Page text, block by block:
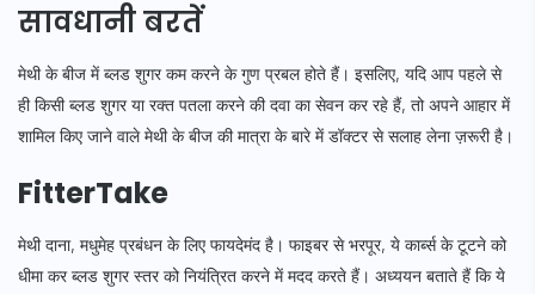
सावधानी बरतें
मेथी के बीज में ब्लड शुगर कम करने के गुण प्रबल होते हैं। इसलिए, यदि आप पहले से
ही किसी ब्लड शुगर या रक्त पतला करने की दवा का सेवन कर रहे हैं, तो अपने आहार में
शामिल किए जाने वाले मेथी के बीज की मात्रा के बारे में डॉक्टर से सलाह लेना ज़रूरी है।
FitterTake
मेथी दाना, मधुमेह प्रबंधन के लिए फायदेमंद है। फाइबर से भरपूर, ये कार्ब्स के टूटने को
धीमा कर ब्लड शुगर स्तर को नियंत्रित करने में मदद करते हैं। अध्ययन बताते हैं कि ये